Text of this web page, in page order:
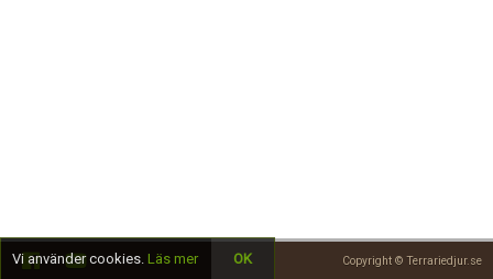
Copyright © Terrariedjur.se
Vi använder cookies. Läs mer OK